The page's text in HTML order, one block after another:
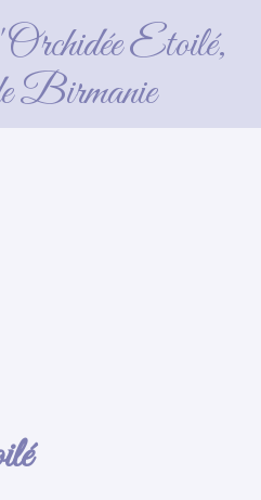
Etoilé,
Birmanie